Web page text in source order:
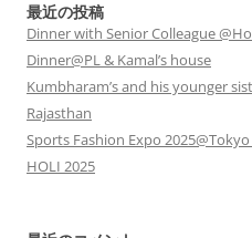
最近の投稿
Dinner with Senior Colleague
Dinner@PL & Kamal’s house
Kumbharam’s and his younger
Rajasthan
Sports Fashion Expo
HOLI 2025